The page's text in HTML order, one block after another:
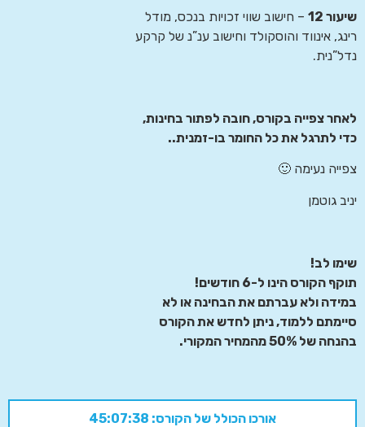
שיעור 12
– חישוב שווי זכויות בנכס, מודל
רינג, אינווד והוסקולד וחישוב ענ”נ של קרקע
נדל”נית.
לאחר צפייה בקורס, חובה לפתור בחינות,
כדי לתרגל את כל החומר בו-זמנית..
צפייה נעימה 🙂
יניב גוטמן
שימו לב!
תוקף הקורס הינו ל-6 חודשים!
במידה ולא עברתם את הבחינה או לא
סיימתם ללמוד, ניתן לחדש את הקורס
בהנחה של 50% מהמחיר המקורי.
אורכו הכולל של הקורס: 45:07:38